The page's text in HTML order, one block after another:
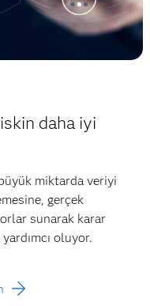
daha iyi
miktarda veriyi
gerçek
sunarak karar
oluyor.